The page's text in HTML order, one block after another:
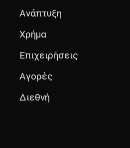
Ανάπτυξη
Χρήμα
Επιχειρήσεις
Αγορές
Διεθνή